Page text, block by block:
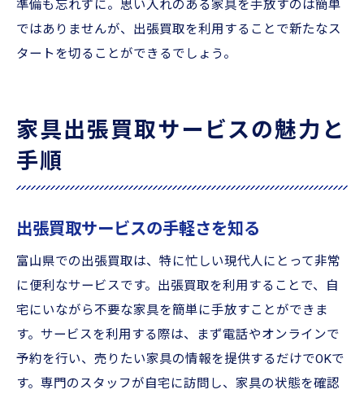
準備も忘れずに。思い入れのある家具を手放すのは簡単
ではありませんが、出張買取を利用することで新たなス
タートを切ることができるでしょう。
家具出張買取サービスの魅力と
手順
出張買取サービスの手軽さを知る
富山県での出張買取は、特に忙しい現代人にとって非常
に便利なサービスです。出張買取を利用することで、自
宅にいながら不要な家具を簡単に手放すことができま
す。サービスを利用する際は、まず電話やオンラインで
予約を行い、売りたい家具の情報を提供するだけでOKで
す。専門のスタッフが自宅に訪問し、家具の状態を確認